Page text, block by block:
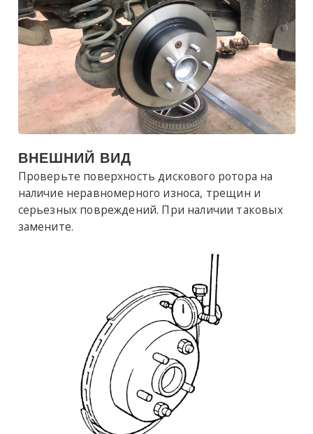
ВНЕШНИЙ ВИД
Проверьте поверхность дискового ротора на
наличие неравномерного износа, трещин и
серьезных повреждений. При наличии таковых
замените.